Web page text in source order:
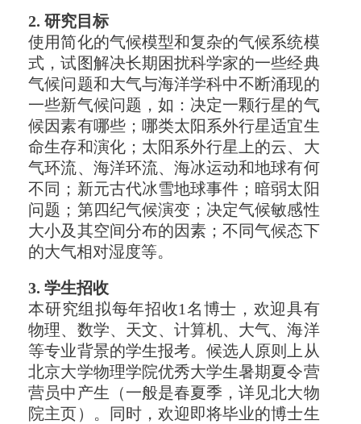
2. 研究目标
使用简化的气候模型和复杂的气候系统模
式，试图解决长期困扰科学家的一些经典
气候问题和大气与海洋学科中不断涌现的
一些新气候问题，如：决定一颗行星的气
候因素有哪些；哪类太阳系外行星适宜生
命生存和演化；太阳系外行星上的云、大
气环流、海洋环流、海冰运动和地球有何
不同；新元古代冰雪地球事件；暗弱太阳
问题；第四纪气候演变；决定气候敏感性
大小及其空间分布的因素；不同气候态下
的大气相对湿度等。
3. 学生招收
本研究组拟每年招收1名博士，欢迎具有
物理、数学、天文、计算机、大气、海洋
等专业背景的学生报考。候选人原则上从
北京大学物理学院优秀大学生暑期夏令营
营员中产生（一般是春夏季，详见北大物
院主页）。同时，欢迎即将毕业的博士生